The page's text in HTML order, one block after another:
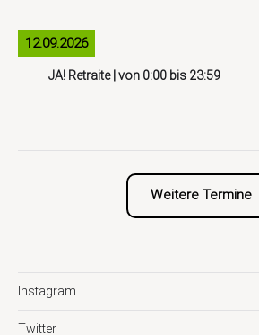
12.09.2026
JA! Retraite| von 0:00 bis 23:59
Weitere Termine
Instagram
Twitter